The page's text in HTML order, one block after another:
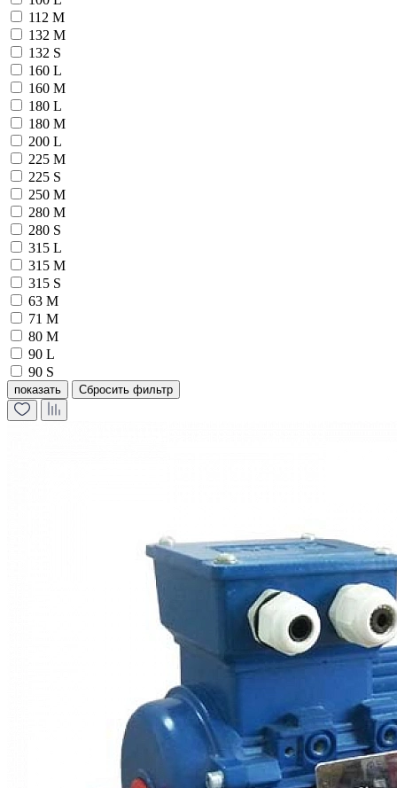
112 M
132 M
132 S
160 L
160 M
180 L
180 M
200 L
225 M
225 S
250 M
280 M
280 S
315 L
315 M
315 S
63 M
71 M
80 M
90 L
90 S
показать